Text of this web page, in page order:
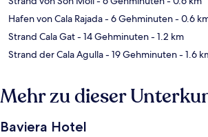
Hafen von Cala Rajada- 6 Gehminuten- 0.6
Strand Cala Gat- 14 Gehminuten- 1.2 km
Strand der Cala Agulla- 19 Gehminuten- 1.6
Mehr zu dieser
Baviera Hotel